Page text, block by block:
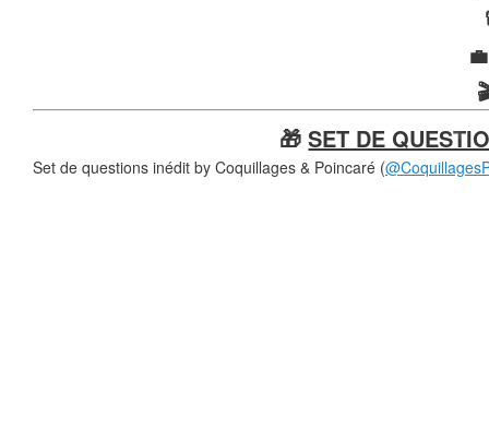
🎁SET DE
Set de questions inédit by Coquillages & Poincaré (